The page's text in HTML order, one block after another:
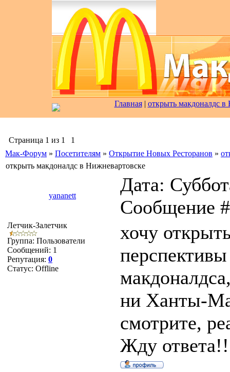
Главная| открыть макдоналдс
Страница 1 из 1
1
Мак-Форум » Посетителям » Открытие Новых Ресторанов »
открыть макдоналдс в Нижневартовске
yananett
Дата:
Сообщение
Летчик-Залетчик
Группа: Пользователи
Сообщений: 1
Репутация: 0
Статус: Offline
хочу
ни Ханты-
смотрите,
Жду